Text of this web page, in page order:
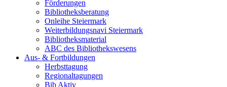
Förderungen
Bibliotheksberatung
Onleihe Steiermark
Weiterbildungsnavi Steiermark
Bibliotheksmaterial
ABC des Bibliothekswesens
Aus- & Fortbildungen
Herbsttagung
Regionaltagungen
Bib Aktiv